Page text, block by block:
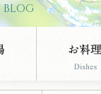
BLOG